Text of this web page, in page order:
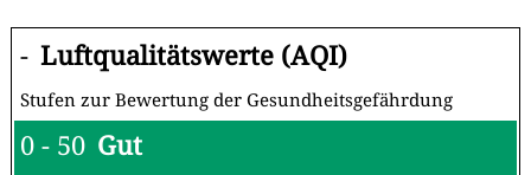
- Luftqualitätswerte (AQI)
Stufen zur Bewertung der Gesundheitsgefährdung
0 - 50 Gut